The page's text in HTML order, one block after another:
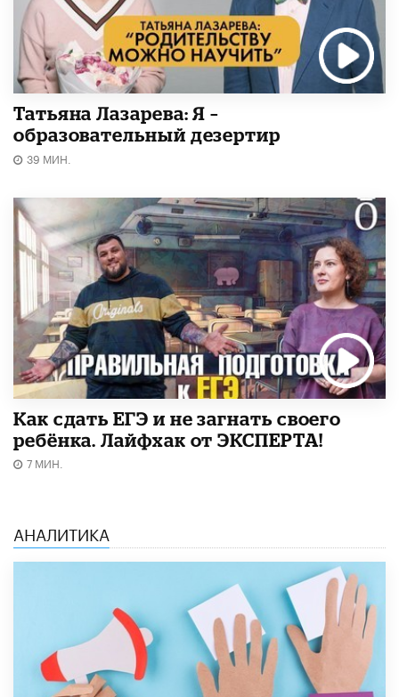
Татьяна Лазарева: Я –
образовательный дезертир
39 МИН.
​Как сдать ЕГЭ и не загнать своего
ребёнка. Лайфхак от ЭКСПЕРТА!
7 МИН.
АНАЛИТИКА